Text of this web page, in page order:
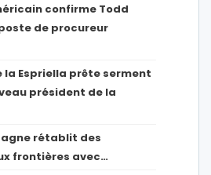
confirme Todd
de procureur
la Espriella prête serment
président de la
rétablit des
frontières avec…